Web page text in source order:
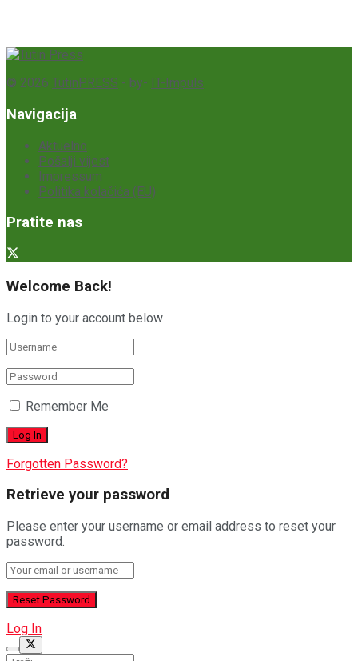
© 2026 TutinPRESS - by- IT-Impuls
Navigacija
Aktuelno
Pošalji vijest
Impressum
Politika kolačića (EU)
Pratite nas
Welcome Back!
Login to your account below
Remember Me
Forgotten Password?
Retrieve your password
Please enter your username or email address to reset your
password.
Log In